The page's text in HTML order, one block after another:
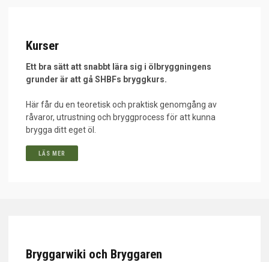
Kurser
Ett bra sätt att snabbt lära sig i ölbryggningens
grunder är att gå SHBFs bryggkurs.
Här får du en teoretisk och praktisk genomgång av
råvaror, utrustning och bryggprocess för att kunna
brygga ditt eget öl.
LÄS MER
Bryggarwiki och Bryggaren